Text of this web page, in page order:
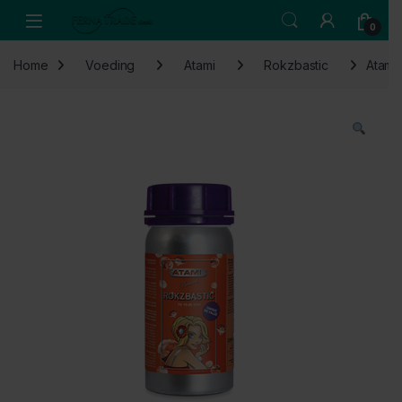
Open 0
Home Voeding Atami Rokzbastic Atami